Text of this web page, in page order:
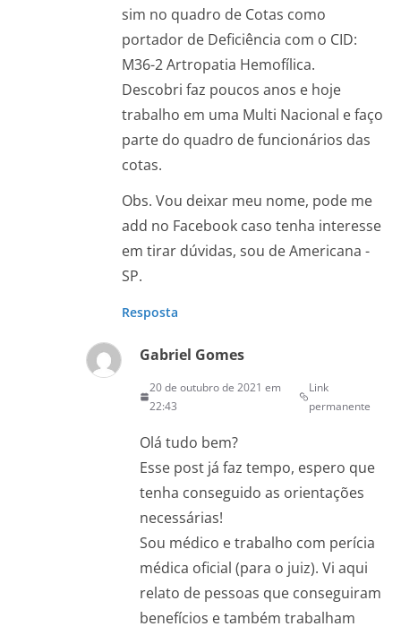
sim no quadro de Cotas como
portador de Deficiência com o CID:
M36-2 Artropatia Hemofílica.
Descobri faz poucos anos e hoje
trabalho em uma Multi Nacional e faço
parte do quadro de funcionários das
cotas.
Obs. Vou deixar meu nome, pode me
add no Facebook caso tenha interesse
em tirar dúvidas, sou de Americana -
SP.
Resposta
Gabriel Gomes
20 de outubro de 2021 em
22:43
Link
permanente
Olá tudo bem?
Esse post já faz tempo, espero que
tenha conseguido as orientações
necessárias!
Sou médico e trabalho com perícia
médica oficial (para o juiz). Vi aqui
relato de pessoas que conseguiram
benefícios e também trabalham